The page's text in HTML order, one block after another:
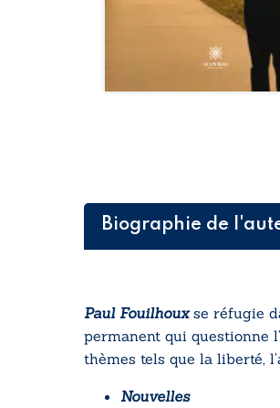
Biographie de
Paul Fouilhouxse réfugie
permanent qui questionne
thèmes tels que la liberté,
Nouvelles